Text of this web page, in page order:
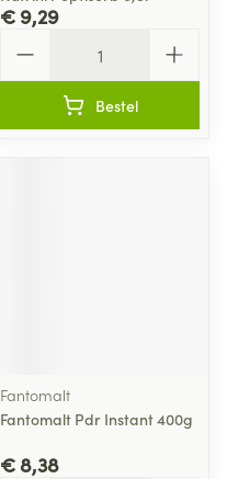
€ 9,29
Bestel
Fantomalt
Fantomalt Pdr Instant 400g
€ 8,38